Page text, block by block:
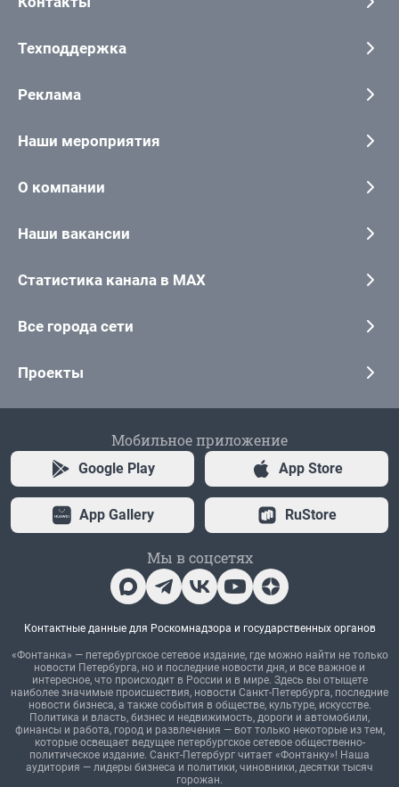
Техподдержка
Реклама
Наши мероприятия
О компании
Наши вакансии
Статистика канала в MAX
Все города сети
Проекты
Мобильное приложение
Google Play App Store
App Gallery RuStore
Мы в соцсетях
Контактные данные для Роскомнадзора и государственных органов
«Фонтанка» — петербургское сетевое издание, где можно найти не только
новости Петербурга, но и последние новости дня, и все важное и
интересное, что происходит в России и в мире. Здесь вы отыщете
наиболее значимые происшествия, новости Санкт-Петербурга, последние
новости бизнеса, а также события в обществе, культуре, искусстве.
Политика и власть, бизнес и недвижимость, дороги и автомобили,
финансы и работа, город и развлечения — вот только некоторые из тем,
которые освещает ведущее петербургское сетевое общественно-
политическое издание. Санкт-Петербург читает «Фонтанку»! Наша
аудитория — лидеры бизнеса и политики, чиновники, десятки тысяч
горожан.